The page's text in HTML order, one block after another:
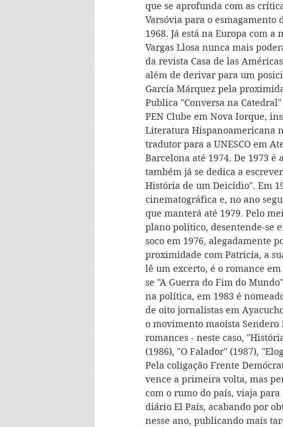
que se aprofunda com as
Varsóvia para o esmagamento
1968. Já está na Europa com
Vargas Llosa nunca mais
da revista Casa de las
além de derivar para um
García Márquez pela
Publica "Conversa na
PEN Clube em Nova Iorque,
Literatura Hispanoamericana
tradutor para a UNESCO em
Barcelona até 1974. De 1973
também já se dedica a
História de um Deicídio". Em
cinematográfica e, no ano
que manterá até 1979. Pelo
plano político, desentende-se
soco em 1976, alegadamente
proximidade com Patricia, a
lê um excerto, é o romance
se "A Guerra do Fim do
na política, em 1983 é
de oito jornalistas em
o movimento maoísta Sendero
romances - neste caso,
(1986), "O Falador" (1987),
Pela coligação Frente
vence a primeira volta, mas
com o rumo do país, viaja para
diário El País, acabando por
nesse ano, publicando mais